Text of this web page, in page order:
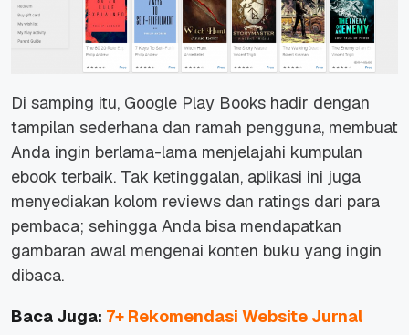
Di samping itu, Google Play Books hadir dengan
tampilan sederhana dan ramah pengguna, membuat
Anda ingin berlama-lama menjelajahi kumpulan
ebook terbaik. Tak ketinggalan, aplikasi ini juga
menyediakan kolom reviews dan ratings dari para
pembaca; sehingga Anda bisa mendapatkan
gambaran awal mengenai konten buku yang ingin
dibaca.
Baca Juga: 7+ Rekomendasi Website Jurnal